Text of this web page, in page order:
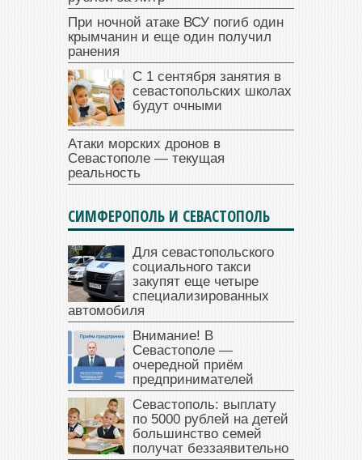
При ночной атаке ВСУ погиб один
крымчанин и еще один получил
ранения
С 1 сентября занятия в
севастопольских школах
будут очными
Атаки морских дронов в
Севастополе — текущая
реальность
СИМФЕРОПОЛЬ И СЕВАСТОПОЛЬ
Для севастопольского
социального такси
закупят еще четыре
специализированных
автомобиля
Внимание! В
Севастополе —
очередной приём
предпринимателей
Севастополь: выплату
по 5000 рублей на детей
большинство семей
получат беззаявительно